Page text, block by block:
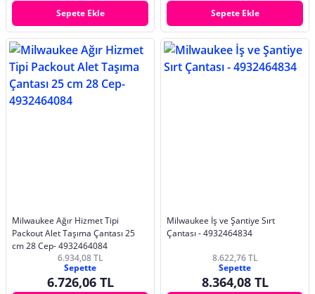
Sepete Ekle Sepete Ekle
Milwaukee Ağır Hizmet Tipi
Packout Alet Taşıma Çantası 25
cm 28 Cep- 4932464084
6.934,08 TL
Sepette
6.726,06 TL
Milwaukee İş ve Şantiye Sırt
Çantası - 4932464834
8.622,76 TL
Sepette
8.364,08 TL